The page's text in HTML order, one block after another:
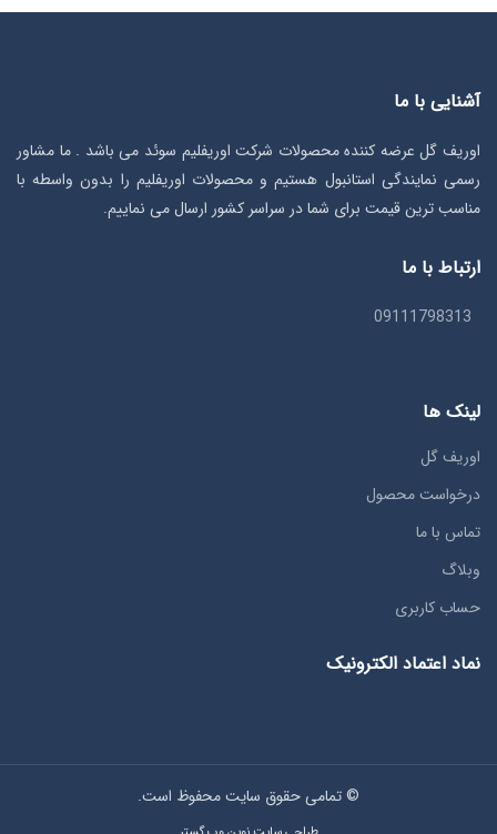
آشنایی با ما
اوریف گل عرضه کننده محصولات شرکت اوریفلیم سوئد می باشد . ما مشاور
رسمی نمایندگی استانبول هستیم و محصولات اوریفلیم را بدون واسطه با
مناسب ترین قیمت برای شما در سراسر کشور ارسال می نماییم.
ارتباط با ما
09111798313
لینک ها
اوریف گل
درخواست محصول
تماس با ما
وبلاگ
حساب کاربری
نماد اعتماد الکترونیک
© تمامی حقوق سایت محفوظ است.